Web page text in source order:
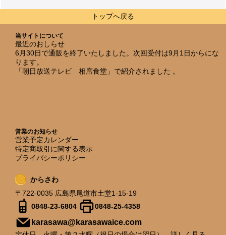
トップへ戻る
当サイトについて
最近のおしらせ
6月30日で通販を終了いたしました。次回受付は9月1日からにな
ります。
「朝日放送テレビ 相席食堂」で紹介されました 。
営業のお知らせ
営業予定カレンダー
特定商取引に関する表示
プライバシーポリシー
からさわ
〒722-0035 広島県尾道市土堂1-15-19
0848-23-6804
0848-25-4358
karasawa@karasawaice.com